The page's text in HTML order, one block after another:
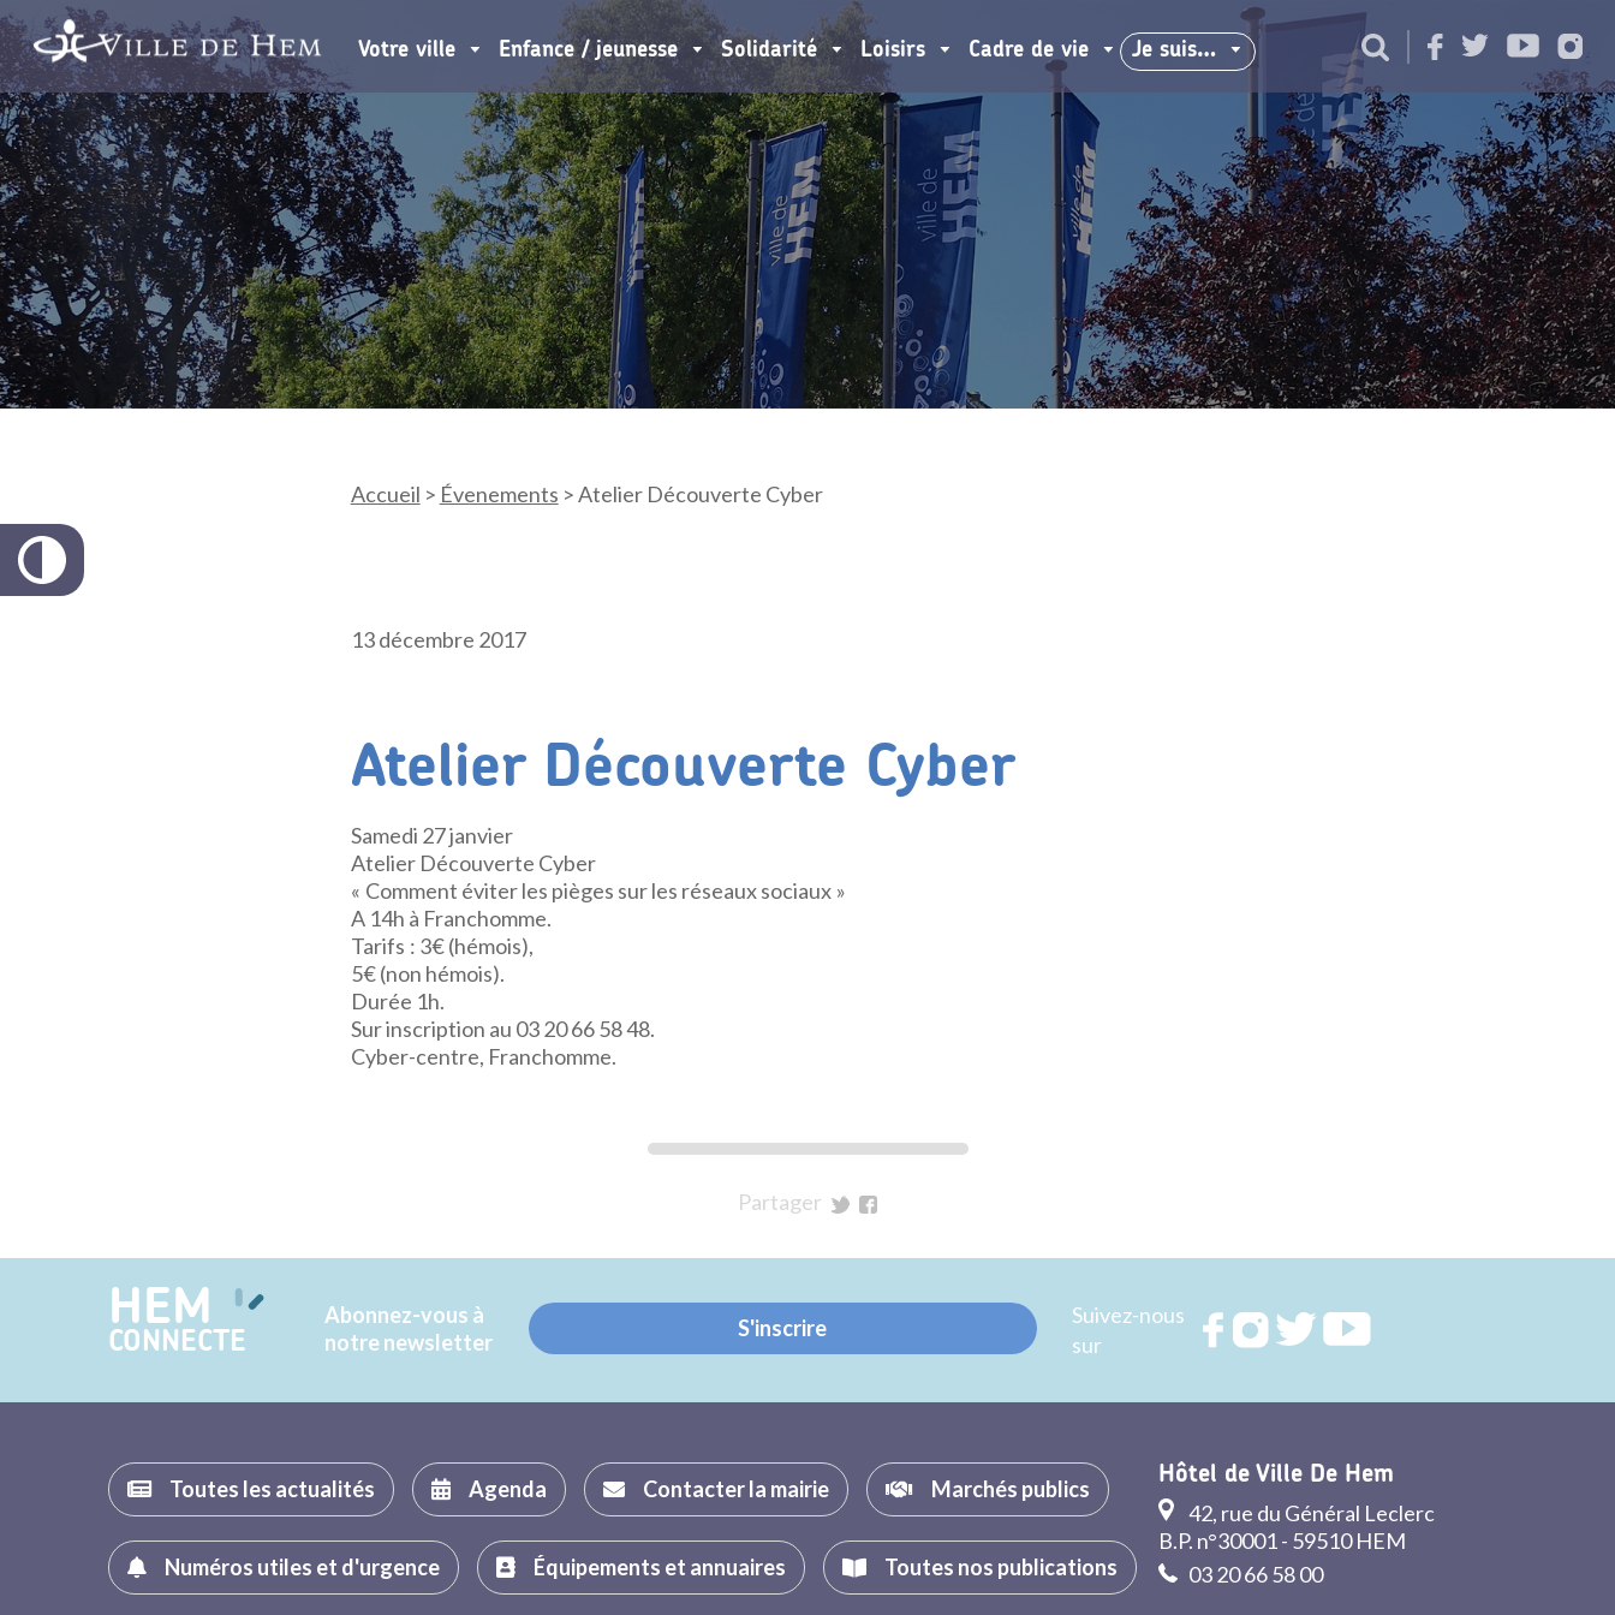
Votre ville Enfance / jeunesse Solidarité Loisirs Cadre de vie Je suis…
Accueil > Évenements >Atelier Découverte Cyber
13 décembre 2017
Atelier Découverte Cyber
Samedi 27 janvier
Atelier Découverte Cyber
« Comment éviter les pièges sur les réseaux sociaux »
A 14h à Franchomme.
Tarifs : 3€ (hémois),
5€ (non hémois).
Durée 1h.
Sur inscription au 03 20 66 58 48.
Cyber-centre, Franchomme.
Partager
Twitter
Facebook
HEM
CONNECTE
Abonnez-vous à
notre newsletter
S'inscrire
Suivez-nous
sur
RejoignezRejoignezRejoignez
Toutes les actualités Agenda Contacter la mairie Marchés publics
Numéros utiles et d'urgence Équipements et annuaires Toutes nos publications
Hôtel de Ville De Hem
42, rue du Général Leclerc
B.P. n°30001 - 59510 HEM
03 20 66 58 00